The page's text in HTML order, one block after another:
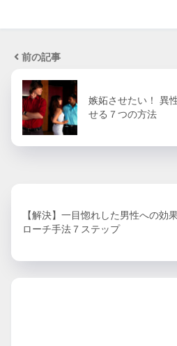
前の記事
嫉妬させたい！ 異
せる７つの方法
【解決】一目惚れした男性への効
ローチ手法７ステップ